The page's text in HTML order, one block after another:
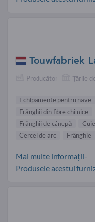
Touwfabriek
Producător Țările
Echipamente pentru nave
Frânghii din fibre chimice
Frânghii de cânepă
Cercel de arc
Frânghie
Mai multe informații-
Produsele acestui